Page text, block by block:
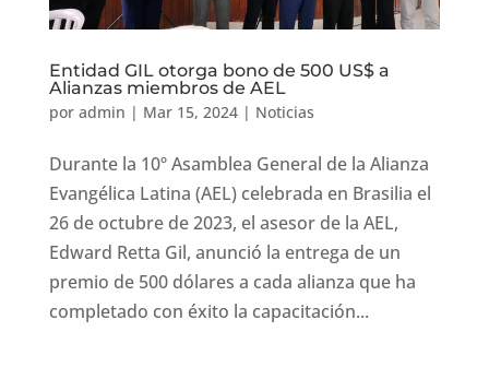
Entidad GIL otorga bono de 500 US$ a
Alianzas miembros de AEL
por admin | Mar 15, 2024| Noticias
Durante la 10º Asamblea General de la Alianza
Evangélica Latina (AEL) celebrada en Brasilia el
26 de octubre de 2023, el asesor de la AEL,
Edward Retta Gil, anunció la entrega de un
premio de 500 dólares a cada alianza que ha
completado con éxito la capacitación...